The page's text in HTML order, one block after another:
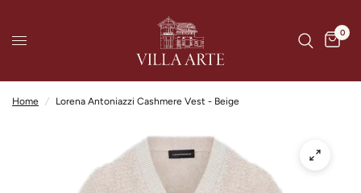
0
Home / Lorena Antoniazzi Cashmere Vest - Beige